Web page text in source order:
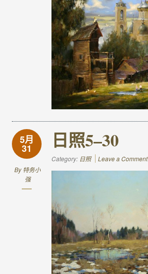
5月
31
By特务小
强
日照5–30
Category: 日照 Leave a Comment